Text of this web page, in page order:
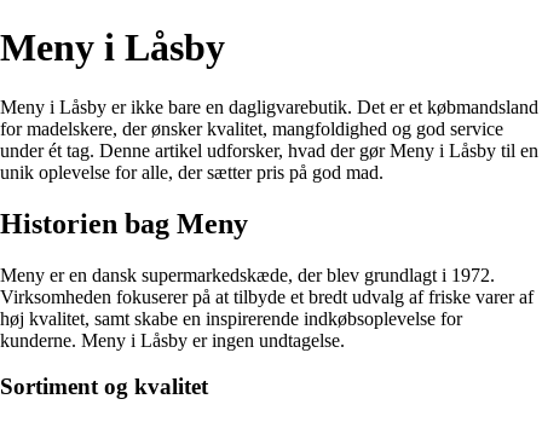
Meny i Låsby
Meny i Låsby er ikke bare en dagligvarebutik. Det er et købmandsland
for madelskere, der ønsker kvalitet, mangfoldighed og god service
under ét tag. Denne artikel udforsker, hvad der gør Meny i Låsby til en
unik oplevelse for alle, der sætter pris på god mad.
Historien bag Meny
Meny er en dansk supermarkedskæde, der blev grundlagt i 1972.
Virksomheden fokuserer på at tilbyde et bredt udvalg af friske varer af
høj kvalitet, samt skabe en inspirerende indkøbsoplevelse for
kunderne. Meny i Låsby er ingen undtagelse.
Sortiment og kvalitet